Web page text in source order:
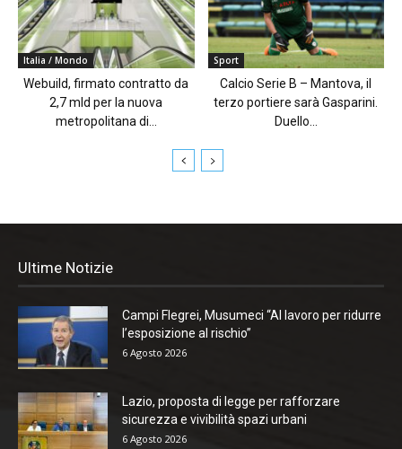
Italia / Mondo
Webuild, firmato contratto da
2,7 mld per la nuova
metropolitana di...
Sport
Calcio Serie B – Mantova, il
terzo portiere sarà Gasparini.
Duello...
Ultime Notizie
Campi Flegrei, Musumeci “Al lavoro per ridurre
l’esposizione al rischio”
6 Agosto 2026
Lazio, proposta di legge per rafforzare
sicurezza e vivibilità spazi urbani
6 Agosto 2026